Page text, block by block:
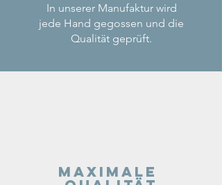
In unserer Manufaktur wird
jede Hand gegossen und die
Qualität geprüft.
Maximale